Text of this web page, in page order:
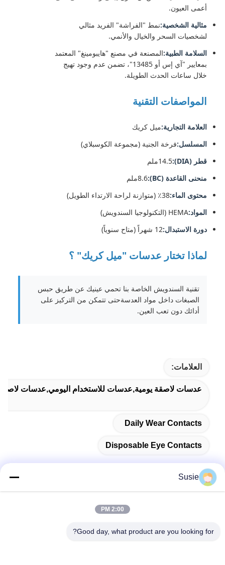
أعمى العيون.
مثالية الشخصية:نمط "الفراشة" الفريد مثالي
لشخصيات السحر والخيال والأنمي.
السلامة الطبية:المصنعة في مصنع "هايبومينغ" المعتمد
بمعايير "آي إس أو 13485"، تضمن عدم وجود تهيج
خلال ساعات الحدث الطويلة.
المواصفات التقنية
العلامة التجارية:ميل كريك
المسلسل:فرخة الجنية (مجموعة الكوسبلاي)
قطر (DIA):
14.5ملم
منحنى القاعدة (BC):
8.6ملم
محتوى الماء:38٪ (متوازنة لراحة الارتداء الطويل)
المواد:HEMA (التكنولوجيا السندويش)
دورة الاستبدال:12 شهراً (متاح سنوياً)
لماذا تختار عدسات "ميل كريك" ؟
تقنية السندويش الخاصة بنا تحمي عينيك عن طريق حبس
الصبغات داخل مواد العدسةحتى تتمكن من التركيز على
أدائك دون تعب العين.
العلامات:
عدسات لاصقة يومية,عدسات للاستخدام اليومي,عدسات لاصقة
Daily Wear Contacts
Disposable Eye Contacts
العنوان
Susie
2:00 PM
Good day, what product are you looking for?